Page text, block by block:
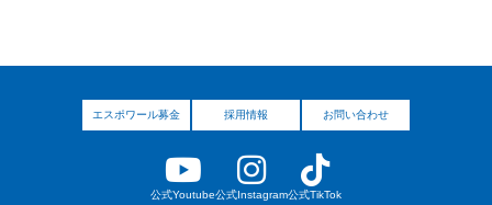
エスポワール募金 採用情報 お問い合わせ
公式Youtube公式Instagram公式TikTok